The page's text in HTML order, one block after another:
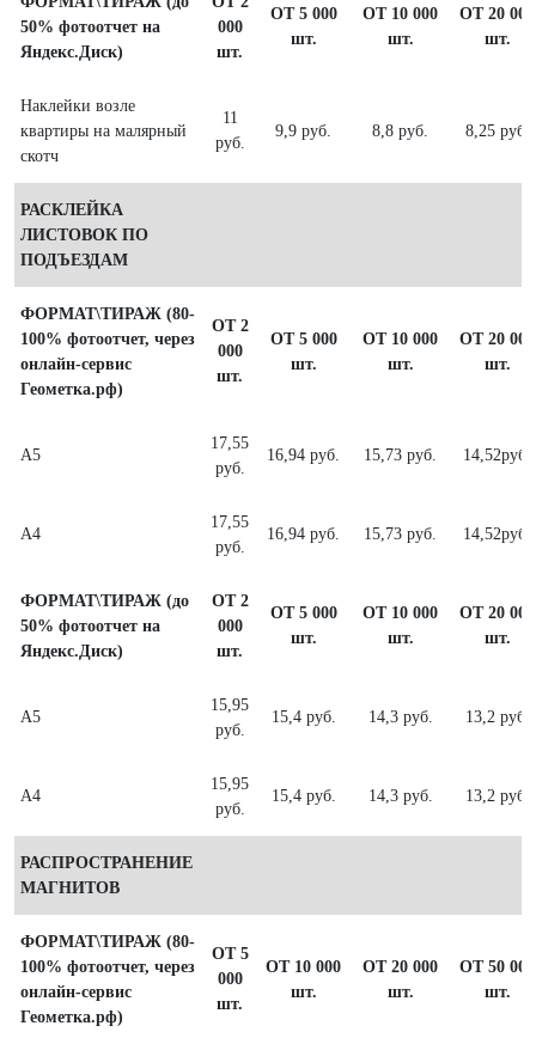
50% фотоотчет на
Яндекс.Диск)
000
шт.
ОТ 5 000
шт.
ОТ 10 000
шт.
ОТ 20 000
шт.
Наклейки возле
квартиры на малярный
скотч
11
руб.
9,9 руб. 8,8 руб. 8,25 руб.
РАСКЛЕЙКА
ЛИСТОВОК ПО
ПОДЪЕЗДАМ
ФОРМАТ\ТИРАЖ (80-
100% фотоотчет, через
онлайн-сервис
Геометка.рф)
ОТ 2
000
шт.
ОТ 5 000
шт.
ОТ 10 000
шт.
ОТ 20 000
шт.
А5
17,55
руб.
16,94 руб. 15,73 руб. 14,52руб.
А4
17,55
руб.
16,94 руб. 15,73 руб. 14,52руб.
ФОРМАТ\ТИРАЖ (до
50% фотоотчет на
Яндекс.Диск)
ОТ 2
000
шт.
ОТ 5 000
шт.
ОТ 10 000
шт.
ОТ 20 000
шт.
А5
15,95
руб.
15,4 руб. 14,3 руб. 13,2 руб.
А4
15,95
руб.
15,4 руб. 14,3 руб. 13,2 руб.
РАСПРОСТРАНЕНИЕ
МАГНИТОВ
ФОРМАТ\ТИРАЖ (80-
100% фотоотчет, через
онлайн-сервис
Геометка.рф)
ОТ 5
000
шт.
ОТ 10 000
шт.
ОТ 20 000
шт.
ОТ 50 000
шт.